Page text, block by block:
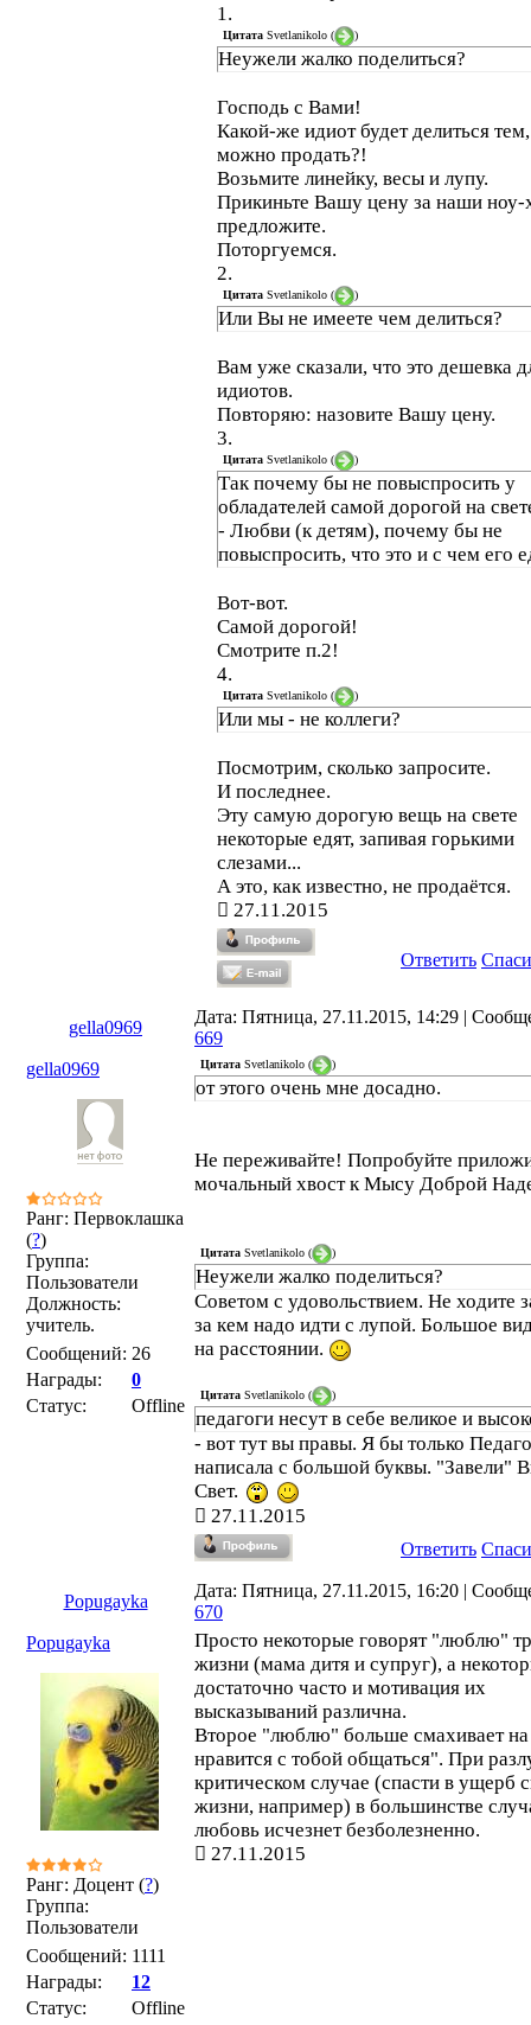
1.
Цитата Svetlanikolo ( )
Неужели жалко поделиться?
Господь с Вами!
Какой-же идиот будет делиться
можно продать?!
Возьмите линейку, весы и лупу.
Прикиньте Вашу цену за наши ноу-
предложите.
Поторгуемся.
2.
Цитата Svetlanikolo ( )
Или Вы не имеете чем делиться?
Вам уже сказали, что это дешевка
идиотов.
Повторяю: назовите Вашу цену.
3.
Цитата Svetlanikolo ( )
Так почему бы не повыспросить у
обладателей самой дорогой на
- Любви (к детям), почему бы не
повыспросить, что это и с чем его
Вот-вот.
Самой дорогой!
Смотрите п.2!
4.
Цитата Svetlanikolo ( )
Или мы - не коллеги?
Посмотрим, сколько запросите.
И последнее.
Эту самую дорогую вещь на свете
некоторые едят, запивая горькими
слезами...
А это, как известно, не продаётся.
27.11.2015
Ответить
gella0969
Дата: Пятница, 27.11.2015, 14:29 |
669
gella0969
Ранг: Первоклашка
(?)
Группа:
Пользователи
Должность:
учитель.
Сообщений: 26
Награды:
0
Статус:
Offline
Цитата Svetlanikolo ( )
от этого очень мне досадно.
Не переживайте! Попробуйте
мочальный хвост к Мысу Доброй
Цитата Svetlanikolo ( )
Неужели жалко поделиться?
Советом с удовольствием. Не ходите
за кем надо идти с лупой. Большое
на расстоянии.
Цитата Svetlanikolo ( )
педагоги несут в себе великое и
- вот тут вы правы. Я бы только
написала с большой буквы. "Завели"
Свет.
27.11.2015
Ответить
Popugayka
Дата: Пятница, 27.11.2015, 16:20 |
670
Popugayka
Ранг: Доцент (?)
Группа:
Пользователи
Сообщений: 1111
Награды:
12
Статус:
Offline
Просто некоторые говорят "люблю"
жизни (мама дитя и супруг), а
достаточно часто и мотивация их
высказываний различна.
Второе "люблю" больше смахивает
нравится с тобой общаться". При
критическом случае (спасти в ущерб
жизни, например) в большинстве
любовь исчезнет безболезненно.
27.11.2015